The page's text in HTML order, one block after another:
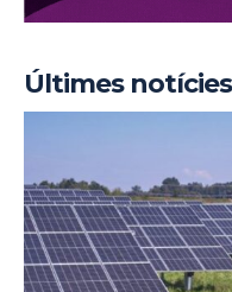
Últimes notícies